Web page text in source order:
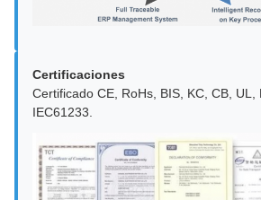
Certificaciones
Certificado CE, RoHs, BIS, KC, CB, UL,
IEC61233.